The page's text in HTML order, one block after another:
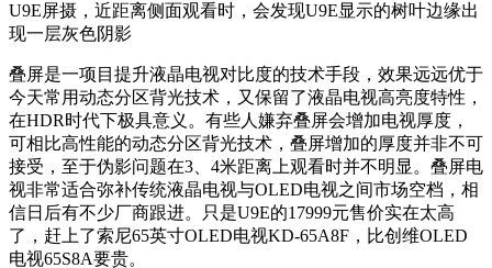
U9E屏摄，近距离侧面观看时，会发现U9E显示的树叶边缘出
现一层灰色阴影
叠屏是一项目提升液晶电视对比度的技术手段，效果远远优于
今天常用动态分区背光技术，又保留了液晶电视高亮度特性，
在HDR时代下极具意义。有些人嫌弃叠屏会增加电视厚度，
可相比高性能的动态分区背光技术，叠屏增加的厚度并非不可
接受，至于伪影问题在3、4米距离上观看时并不明显。叠屏电
视非常适合弥补传统液晶电视与OLED电视之间市场空档，相
信日后有不少厂商跟进。只是U9E的17999元售价实在太高
了，赶上了索尼65英寸OLED电视KD-65A8F，比创维OLED
电视65S8A要贵。